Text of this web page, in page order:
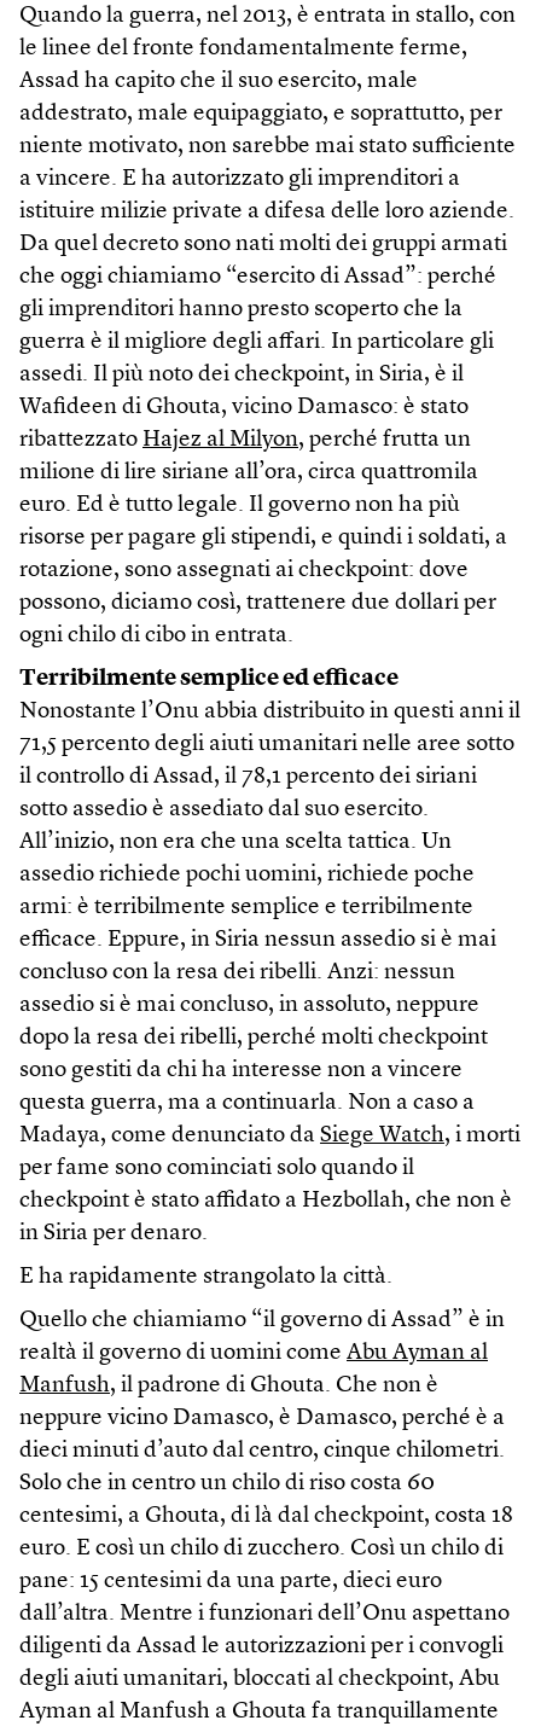
Quando la guerra, nel 2013, è entrata in stallo, con
le linee del fronte fondamentalmente ferme,
Assad ha capito che il suo esercito, male
addestrato, male equipaggiato, e soprattutto, per
niente motivato, non sarebbe mai stato sufficiente
a vincere. E ha autorizzato gli imprenditori a
istituire milizie private a difesa delle loro aziende.
Da quel decreto sono nati molti dei gruppi armati
che oggi chiamiamo “esercito di Assad”: perché
gli imprenditori hanno presto scoperto che la
guerra è il migliore degli affari. In particolare gli
assedi. Il più noto dei checkpoint, in Siria, è il
Wafideen di Ghouta, vicino Damasco: è stato
ribattezzato Hajez al Milyon, perché frutta un
milione di lire siriane all’ora, circa quattromila
euro. Ed è tutto legale. Il governo non ha più
risorse per pagare gli stipendi, e quindi i soldati, a
rotazione, sono assegnati ai checkpoint: dove
possono, diciamo così, trattenere due dollari per
ogni chilo di cibo in entrata.
Terribilmente semplice ed efficace
Nonostante l’Onu abbia distribuito in questi anni il
71,5 percento degli aiuti umanitari nelle aree sotto
il controllo di Assad, il 78,1 percento dei siriani
sotto assedio è assediato dal suo esercito.
All’inizio, non era che una scelta tattica. Un
assedio richiede pochi uomini, richiede poche
armi: è terribilmente semplice e terribilmente
efficace. Eppure, in Siria nessun assedio si è mai
concluso con la resa dei ribelli. Anzi: nessun
assedio si è mai concluso, in assoluto, neppure
dopo la resa dei ribelli, perché molti checkpoint
sono gestiti da chi ha interesse non a vincere
questa guerra, ma a continuarla. Non a caso a
Madaya, come denunciato da Siege Watch, i morti
per fame sono cominciati solo quando il
checkpoint è stato affidato a Hezbollah, che non è
in Siria per denaro.
E ha rapidamente strangolato la città.
Quello che chiamiamo “il governo di Assad” è in
realtà il governo di uomini come Abu Ayman al
Manfush, il padrone di Ghouta. Che non è
neppure vicino Damasco, è Damasco, perché è a
dieci minuti d’auto dal centro, cinque chilometri.
Solo che in centro un chilo di riso costa 60
centesimi, a Ghouta, di là dal checkpoint, costa 18
euro. E così un chilo di zucchero. Così un chilo di
pane: 15 centesimi da una parte, dieci euro
dall’altra. Mentre i funzionari dell’Onu aspettano
diligenti da Assad le autorizzazioni per i convogli
degli aiuti umanitari, bloccati al checkpoint, Abu
Ayman al Manfush a Ghouta fa tranquillamente